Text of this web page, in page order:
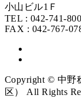
小山ビル1Ｆ
TEL : 042-741-
FAX : 042-767-
Copyright © 中野
区） All Rights